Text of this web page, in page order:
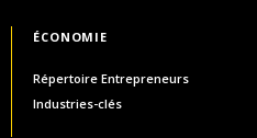
ÉCONOMIE
Répertoire Entrepreneurs
Industries-clés